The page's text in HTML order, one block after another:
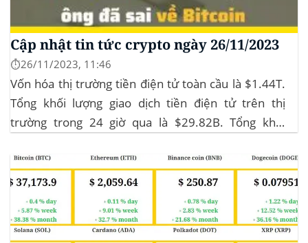
Cập nhật tin tức crypto ngày 26/11/2023
⏱️26/11/2023, 11:46
Vốn hóa thị trường tiền điện tử toàn cầu là $1.44T.
Tổng khối lượng giao dịch tiền điện tử trên thị
trường trong 24 giờ qua là $29.82B. Tổng khối
chiếm 11.77% tổng khối lượng giao dịch tiền điện tử
trong 24 giờ. Khối lượng giao dịch của...